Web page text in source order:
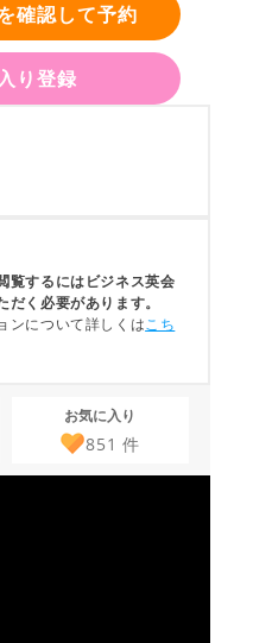
確認して予約
り登録
覧するにはビジネス英会
く必要があります。
ンについて詳しくはこち
お気に入り
851 件